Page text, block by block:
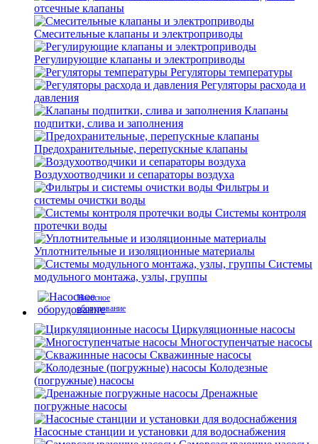
отсечные клапаны
Смесительные клапаны и электроприводы
Регулирующие клапаны и электроприводы
Регуляторы температуры
Регуляторы расхода и
давления
Клапаны
подпитки, слива и заполнения
Предохранительные, перепускные клапаны
Воздухоотводчики и сепараторы воздуха
Фильтры и
системы очистки воды
Системы контроля
протечки воды
Уплотнительные и изоляционные материалы
Системы
модульного монтажа, узлы, группы
Насосное
оборудование
Циркуляционные насосы
Многоступенчатые насосы
Скважинные насосы
Колодезные
(погружные) насосы
Дренажные
погружные насосы
Насосные станции и установки для водоснабжения